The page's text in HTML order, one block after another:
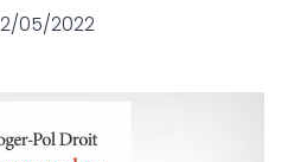
05/2022